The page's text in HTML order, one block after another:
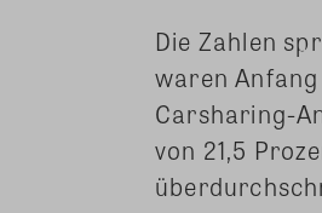
Die Zahlen
waren
Carsharing-
von 21,5